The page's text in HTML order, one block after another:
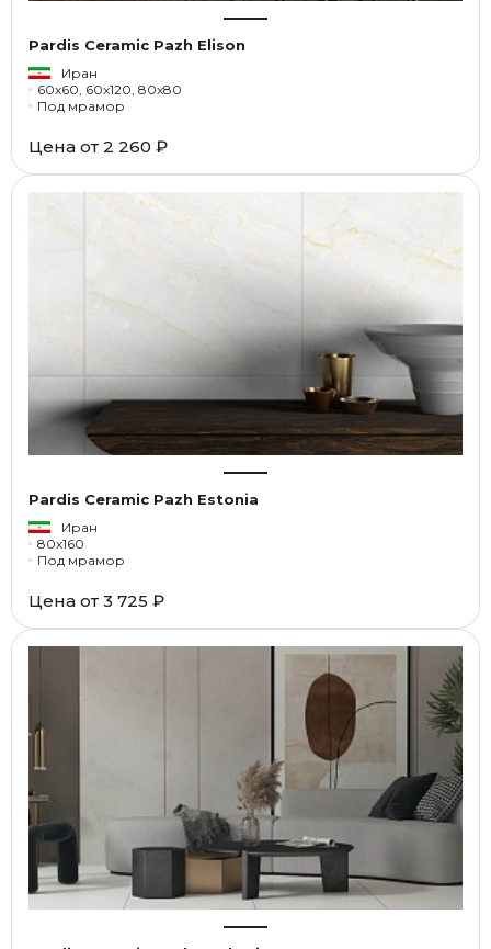
Pardis Ceramic Pazh Elison
Иран
60x60, 60x120, 80x80
Под мрамор
Цена от 2 260 ₽
Pardis Ceramic Pazh Estonia
Иран
80x160
Под мрамор
Цена от 3 725 ₽